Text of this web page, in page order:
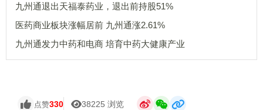
九州通退出天福泰药业，退出前持股51%
医药商业板块涨幅居前 九州通涨2.61%
九州通发力中药和电商 培育中药大健康产业
点赞330 38225 浏览